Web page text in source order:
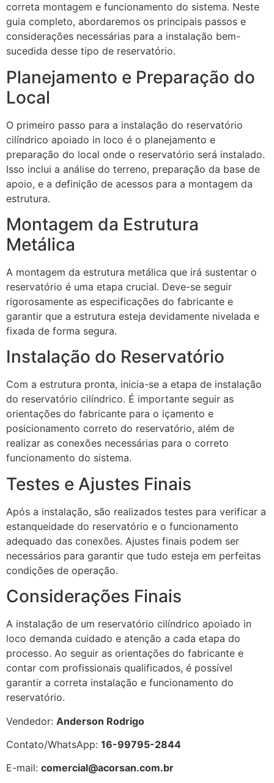
correta montagem e funcionamento do sistema. Neste
guia completo, abordaremos os principais passos e
considerações necessárias para a instalação bem-
sucedida desse tipo de reservatório.
Planejamento e Preparação do
Local
O primeiro passo para a instalação do reservatório
cilíndrico apoiado in loco é o planejamento e
preparação do local onde o reservatório será instalado.
Isso inclui a análise do terreno, preparação da base de
apoio, e a definição de acessos para a montagem da
estrutura.
Montagem da Estrutura
Metálica
A montagem da estrutura metálica que irá sustentar o
reservatório é uma etapa crucial. Deve-se seguir
rigorosamente as especificações do fabricante e
garantir que a estrutura esteja devidamente nivelada e
fixada de forma segura.
Instalação do Reservatório
Com a estrutura pronta, inicia-se a etapa de instalação
do reservatório cilíndrico. É importante seguir as
orientações do fabricante para o içamento e
posicionamento correto do reservatório, além de
realizar as conexões necessárias para o correto
funcionamento do sistema.
Testes e Ajustes Finais
Após a instalação, são realizados testes para verificar a
estanqueidade do reservatório e o funcionamento
adequado das conexões. Ajustes finais podem ser
necessários para garantir que tudo esteja em perfeitas
condições de operação.
Considerações Finais
A instalação de um reservatório cilíndrico apoiado in
loco demanda cuidado e atenção a cada etapa do
processo. Ao seguir as orientações do fabricante e
contar com profissionais qualificados, é possível
garantir a correta instalação e funcionamento do
reservatório.
Vendedor: Anderson Rodrigo
Contato/WhatsApp: 16-99795-2844
E-mail: comercial@acorsan.com.br